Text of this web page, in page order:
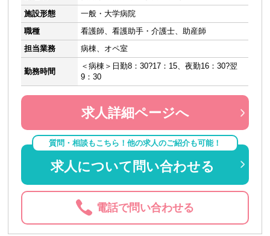
施設形態
一般・大学病院
職種
看護師、看護助手・介護士、助産師
担当業務
病棟、オペ室
勤務時間
＜病棟＞日勤8：30?17：15、夜勤16：30?翌
9：30
求人詳細ページへ
質問・相談もこちら！他の求人のご紹介も可能！
求人について問い合わせる
電話で問い合わせる